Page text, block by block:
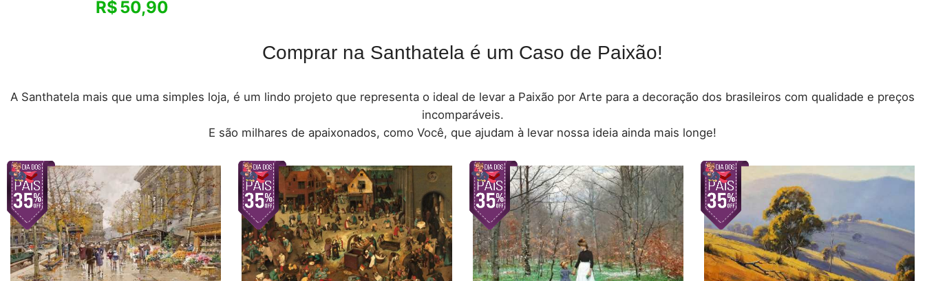
R$50,90
Comprar na Santhatela é um Caso de Paixão!
A Santhatela mais que uma simples loja, é um lindo projeto que representa o ideal de levar a Paixão por Arte para a decoração dos brasileiros com qualidade e preços
incomparáveis.
E são milhares de apaixonados, como Você, que ajudam à levar nossa ideia ainda mais longe!